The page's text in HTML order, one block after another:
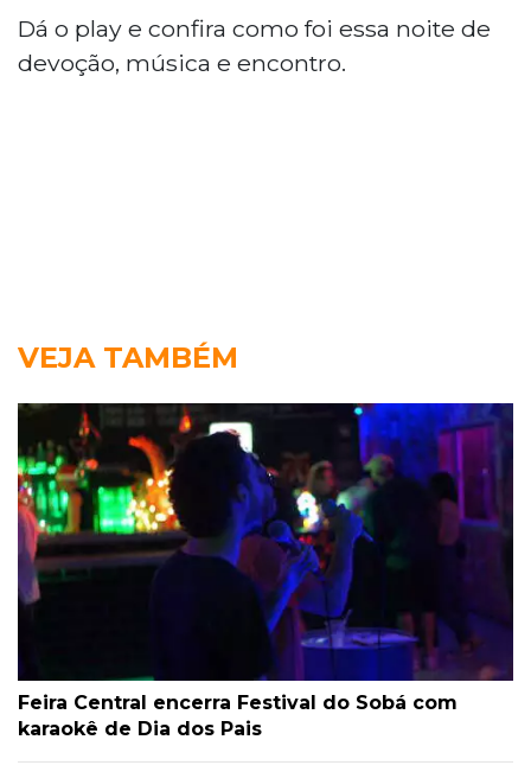
Dá o play e confira como foi essa noite de
devoção, música e encontro.
VEJA TAMBÉM
Feira Central encerra Festival do Sobá com
karaokê de Dia dos Pais